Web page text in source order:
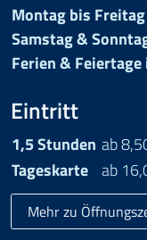
Montag bis Freitag
Samstag &
Ferien & Feiertage
Eintritt
1,5 Stunden ab
Tageskarte ab
Mehr zu